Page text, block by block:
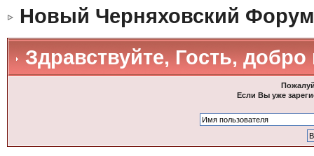
Новый Черняховский Форум
Здравствуйте, Гость,
Если Вы уже